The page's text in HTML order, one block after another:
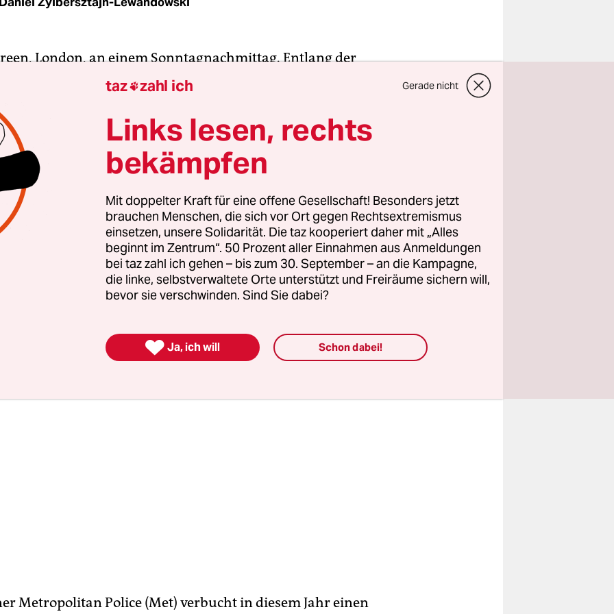
London, an einem Sonntagnachmittag. Entlang der
kleinen Parks stehen 30 Protestschilder. Auf jedem
anderes Bild junger Menschen, dazu der Hashtag
(genug ist genug). Darunter Namen und Slogans
Kinder hören mich nicht mehr“, oder „Ich hatte eine
Mehrzahl dieser Opfer erlag brutalen Messerangriffen,
und Täter waren unter 25 Jahre alt.
ermordeter Kinder sprechen hier im Park vor ein
Für eine Londoner Demo ist das klein und
trotz der Schwere des Themas. „Es geht mir so, als wäre
passiert“, sagt Yvonne Lawson, Mutter des ermordeten
Tränen vermischen sich mit Beifall anderer
Metropolitan Police (Met) verbucht in diesem Jahr einen
taz zahl ich Gerade nicht
Links lesen, rechts
bekämpfen
Mit doppelter Kraft für eine offene Gesellschaft! Besonders jetzt
brauchen Menschen, die sich vor Ort gegen Rechtsextremismus
einsetzen, unsere Solidarität. Die taz kooperiert daher mit „Alles
beginnt im Zentrum“. 50 Prozent aller Einnahmen aus Anmeldungen
bei taz zahl ich gehen – bis zum 30. September – an die Kampagne,
die linke, selbstverwaltete Orte unterstützt und Freiräume sichern will,
bevor sie verschwinden. Sind Sie dabei?
 Ja, ich will Schon dabei!